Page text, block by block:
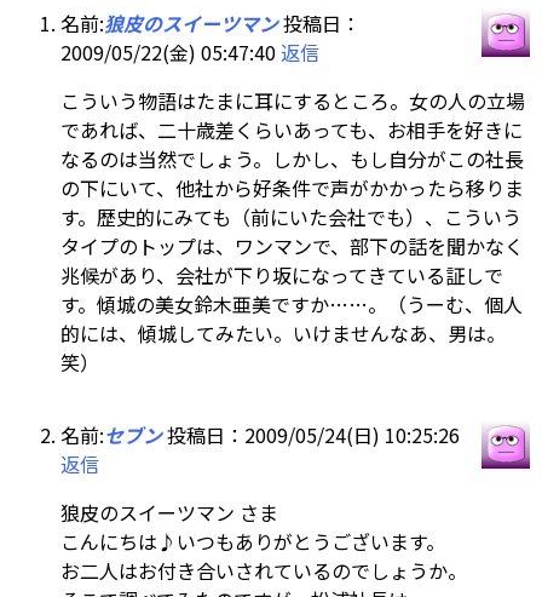
名前:狼皮のスイーツマン投稿日：
2009/05/22(金) 05:47:40返信
こういう物語はたまに耳にするところ。女の人の立場
であれば、二十歳差くらいあっても、お相手を好きに
なるのは当然でしょう。しかし、もし自分がこの社長
の下にいて、他社から好条件で声がかかったら移りま
す。歴史的にみても（前にいた会社でも）、こういう
タイプのトップは、ワンマンで、部下の話を聞かなく
兆候があり、会社が下り坂になってきている証しで
す。傾城の美女鈴木亜美ですか……。（うーむ、個人
的には、傾城してみたい。いけませんなあ、男は。
笑）
名前:セブン投稿日：2009/05/24(日) 10:25:26
返信
狼皮のスイーツマン さま
こんにちは♪いつもありがとうございます。
お二人はお付き合いされているのでしょうか。